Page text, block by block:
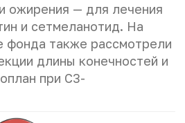
ожирения — для лечения
и сетмеланотид. На
фонда также рассмотрели
длины конечностей и
при С3-